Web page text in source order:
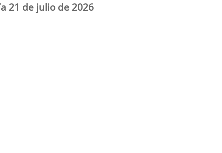
21 de julio de 2026